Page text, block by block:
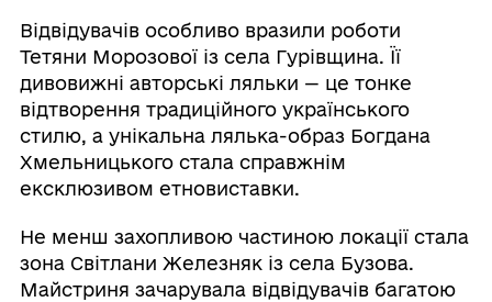
Відвідувачів особливо вразили роботи
Тетяни Морозової із села Гурівщина. Її
дивовижні авторські ляльки — це тонке
відтворення традиційного українського
стилю, а унікальна лялька-образ Богдана
Хмельницького стала справжнім
ексклюзивом етновиставки.
Не менш захопливою частиною локації стала
зона Світлани Железняк із села Бузова.
Майстриня зачарувала відвідувачів багатою